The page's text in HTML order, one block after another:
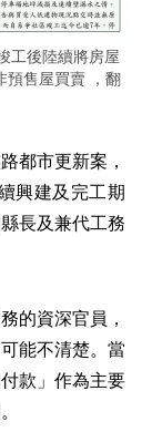
工後陸續將房屋
預售屋買賣 ，翻
都市更新案，
興建及完工期
長及兼代工務
的資深官員，
能不清楚。當
款」作為主要